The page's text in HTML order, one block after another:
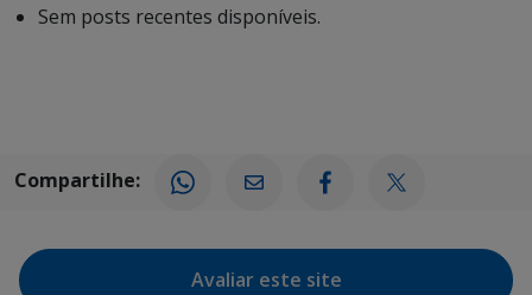
Sem posts recentes disponíveis.
Compartilhe:
Avaliar este site